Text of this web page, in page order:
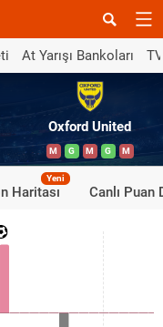
At Yarışı Bankoları
Oxford United
M G M G M
Haritası
Yeni
Canlı Puan